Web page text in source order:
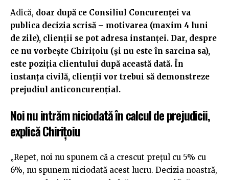
Adică, doar după ce Consiliul Concurenței va
publica decizia scrisă – motivarea (maxim 4 luni
de zile), clienții se pot adresa instanței. Dar, despre
ce nu vorbește Chirițoiu (și nu este în sarcina sa),
este poziția clientului după această dată. În
instanța civilă, clienții vor trebui să demonstreze
prejudiul anticoncurențial.
Noi nu intrăm niciodată în calcul de prejudicii,
explică Chirițoiu
„Repet, noi nu spunem că a crescut prețul cu 5% cu
6%, nu spunem niciodată acest lucru. Decizia noastră,